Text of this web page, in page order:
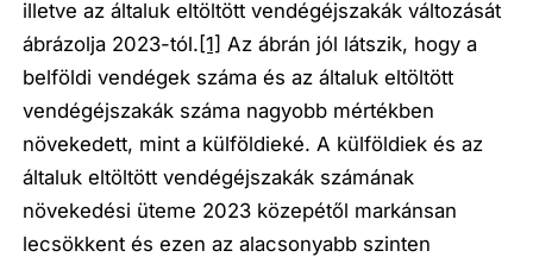
illetve az általuk eltöltött vendégéjszakák változását
ábrázolja 2023-tól. [1] Az ábrán jól látszik, hogy a
belföldi vendégek száma és az általuk eltöltött
vendégéjszakák száma nagyobb mértékben
növekedett, mint a külföldieké. A külföldiek és az
általuk eltöltött vendégéjszakák számának
növekedési üteme 2023 közepétől markánsan
lecsökkent és ezen az alacsonyabb szinten